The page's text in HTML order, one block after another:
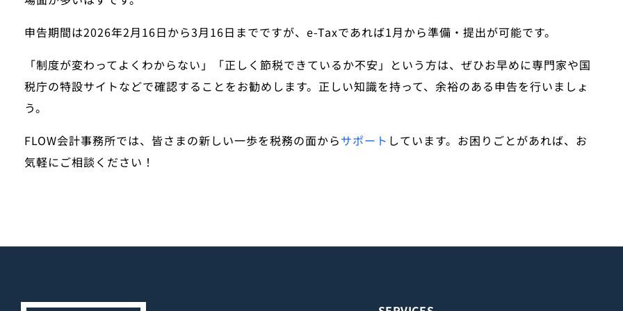
申告期間は2026年2月16日から3月16日までですが、e-Taxであれば1月から準備・提出が可能です。
「制度が変わってよくわからない」「正しく節税できているか不安」という方は、ぜひお早めに専門家や国
税庁の特設サイトなどで確認することをお勧めします。正しい知識を持って、余裕のある申告を行いましょ
う。
FLOW会計事務所では、皆さまの新しい一歩を税務の面からサポート しています。お困りごとがあれば、お
気軽にご相談ください！